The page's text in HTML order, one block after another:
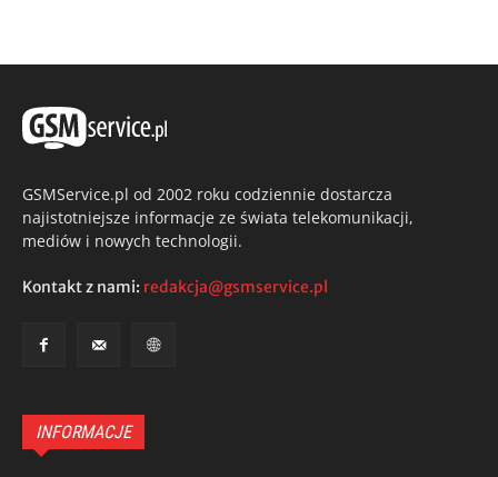
GSMService.pl od 2002 roku codziennie dostarcza
najistotniejsze informacje ze świata telekomunikacji,
mediów i nowych technologii.
Kontakt z nami: redakcja@gsmservice.pl
INFORMACJE